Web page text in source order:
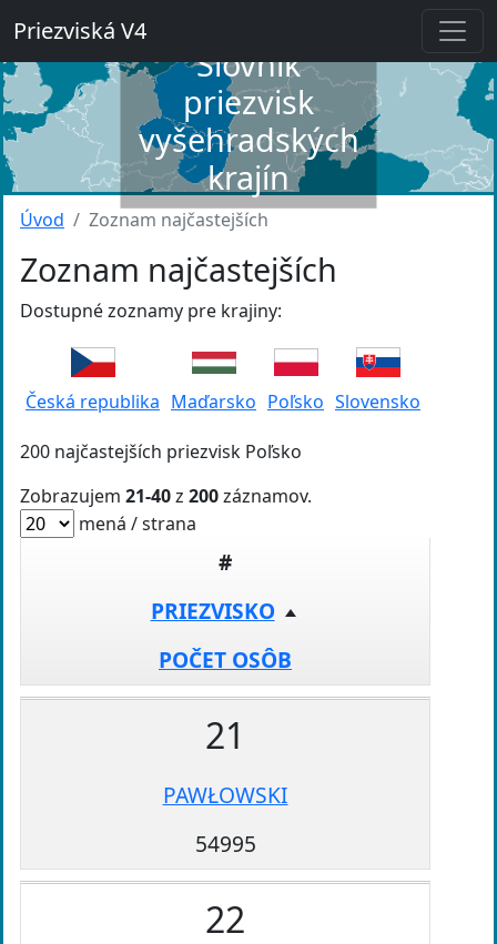
Priezviská V4
Slovník
priezvisk
vyšehradských
krajín
Úvod Zoznam najčastejších
Zoznam najčastejších
Dostupné zoznamy pre krajiny:
Česká republika Maďarsko Poľsko Slovensko
200 najčastejších priezvisk Poľsko
Zobrazujem 21-40z 200záznamov.
mená / strana
#
PRIEZVISKO
POČET OSÔB
21
PAWŁOWSKI
54995
22